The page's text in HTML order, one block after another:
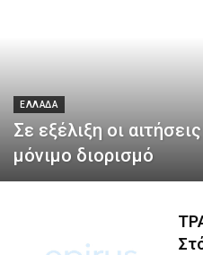
ΕΛΛΑΔΑ
Σε εξέλιξη οι
μόνιμο διορισμό